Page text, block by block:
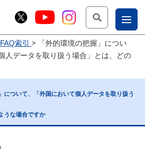
問
合
こー
ー部
FAQ索引
「外的環境の把握」につい
人データを取り扱う場合」とは、どの
について、「外国において個人データを取り扱う
うな場合ですか